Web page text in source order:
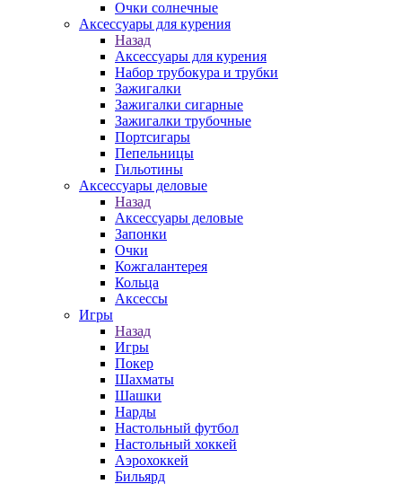
Очки солнечные
Аксессуары для курения
Назад
Аксессуары для курения
Набор трубокура и трубки
Зажигалки
Зажигалки сигарные
Зажигалки трубочные
Портсигары
Пепельницы
Гильотины
Аксессуары деловые
Назад
Аксессуары деловые
Запонки
Очки
Кожгалантерея
Кольца
Аксессы
Игры
Назад
Игры
Покер
Шахматы
Шашки
Нарды
Настольный футбол
Настольный хоккей
Аэрохоккей
Бильярд